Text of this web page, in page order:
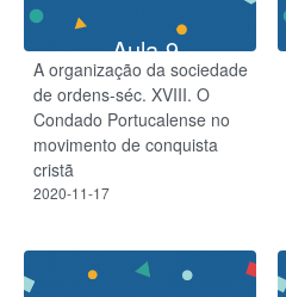
Aula 9
A organização da sociedade
de ordens-séc. XVIII. O
Condado Portucalense no
movimento de conquista
cristã
2020-11-17